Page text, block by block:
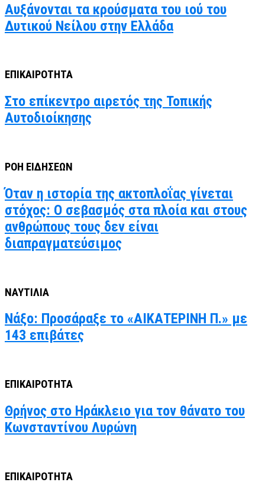
Αυξάνονται τα κρούσματα του ιού του
Δυτικού Νείλου στην Ελλάδα
ΕΠΙΚΑΙΡΟΤΗΤΑ
Στο επίκεντρο αιρετός της Τοπικής
Αυτοδιοίκησης
ΡΟΗ ΕΙΔΗΣΕΩΝ
Όταν η ιστορία της ακτοπλοΐας γίνεται
στόχος: Ο σεβασμός στα πλοία και στους
ανθρώπους τους δεν είναι
διαπραγματεύσιμος
ΝΑΥΤΙΛΙΑ
Νάξο: Προσάραξε το «ΑΙΚΑΤΕΡΙΝΗ Π.» με
143 επιβάτες
ΕΠΙΚΑΙΡΟΤΗΤΑ
Θρήνος στο Ηράκλειο για τον θάνατο του
Κωνσταντίνου Λυρώνη
ΕΠΙΚΑΙΡΟΤΗΤΑ